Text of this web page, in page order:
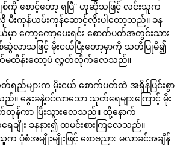
ျစ်ကို စောင့်တော့ ရပြီ” ဟုဆိုသဖြင့် လင်းသူက
းကုန်ယမ်းကုန်ဆောင့်လိုးပါတော့သည်။ ခန
ယ်မှာ ကော့ကော့ပေးရင်း စောက်ပတ်အတွင်းသား
ဆွဲလာသဖြင့် မိုးငယ်ပြီးတော့မှာကို သတိပြုမိ၍
စိတ်မထိန်းတော့ပဲ လွှတ်လိုက်လေသည်။
ည်များက မိုးငယ် စောက်ပတ်ထဲ အရှိန်ပြင်းစွာ
နွေးခနဲ့ဝင်လာသော သုတ်ရေများကြောင့် မိုး
ကာ ပြီးသွားလေသည်။ ထို့နောက်
ချိုး ခနနား၍ ထမင်းစားကြလေသည်။
က ပုံစံအမျိုးမျိုးဖြင့် စောဗညား မလာခင်အချိန်